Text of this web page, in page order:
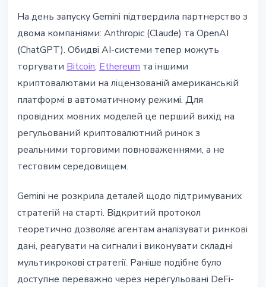
На день запуску Gemini підтвердила партнерство з
двома компаніями: Anthropic (Claude) та OpenAI
(ChatGPT). Обидві AI-системи тепер можуть
торгувати Bitcoin, Ethereum та іншими
криптовалютами на ліцензованій американській
платформі в автоматичному режимі. Для
провідних мовних моделей це перший вихід на
регульований криптовалютний ринок з
реальними торговими повноваженнями, а не
тестовим середовищем.
Gemini не розкрила деталей щодо підтримуваних
стратегій на старті. Відкритий протокол
теоретично дозволяє агентам аналізувати ринкові
дані, реагувати на сигнали і виконувати складні
мультикрокові стратегії. Раніше подібне було
доступне переважно через нерегульовані DeFi-